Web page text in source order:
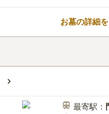
数
口コミ評価
みんなの評価
お墓の詳細
最寄駅：